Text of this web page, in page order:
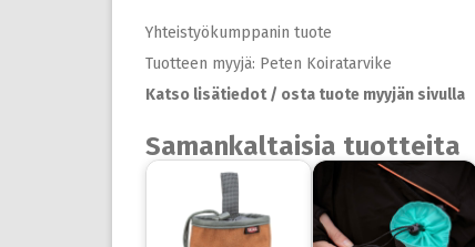
Yhteistyökumppanin tuote
Tuotteen myyjä: Peten Koiratarvike
Katso lisätiedot / osta tuote myyjän sivulla
Samankaltaisia tuotteita